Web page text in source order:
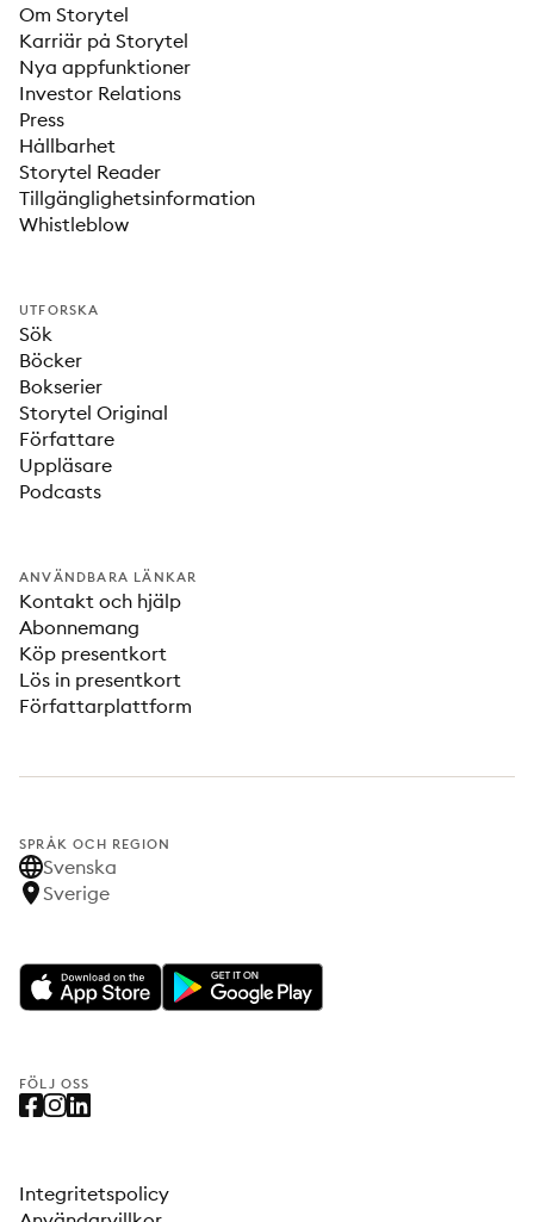
Om Storytel
Karriär på Storytel
Nya appfunktioner
Investor Relations
Press
Hållbarhet
Storytel Reader
Tillgänglighetsinformation
Whistleblow
UTFORSKA
Sök
Böcker
Bokserier
Storytel Original
Författare
Uppläsare
Podcasts
ANVÄNDBARA LÄNKAR
Kontakt och hjälp
Abonnemang
Köp presentkort
Lös in presentkort
Författarplattform
SPRÅK OCH REGION
Svenska
Sverige
FÖLJ OSS
Integritetspolicy